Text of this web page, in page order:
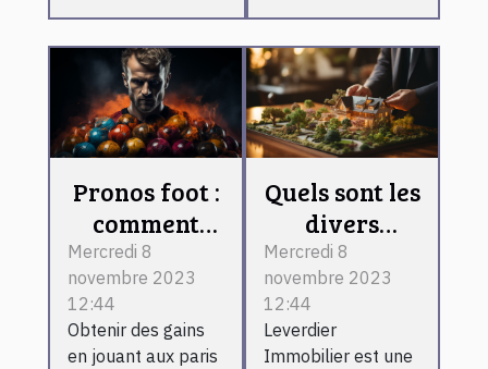
Pronos foot :
comment
devenir un
expert ?
Mercredi 8
novembre 2023
12:44
Obtenir des gains
en jouant aux paris
Quels sont les
divers
services que
propose
Leverdier
Immobilier ?
Mercredi 8
novembre 2023
12:44
Leverdier
Immobilier est une